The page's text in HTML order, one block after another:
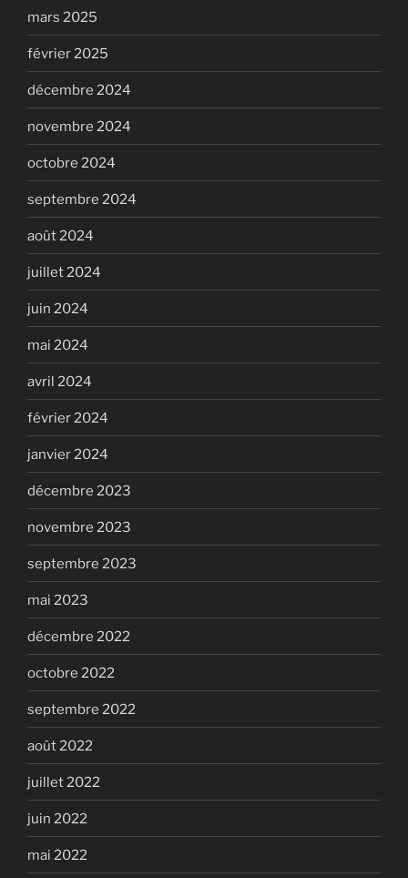
mars 2025
février 2025
décembre 2024
novembre 2024
octobre 2024
septembre 2024
août 2024
juillet 2024
juin 2024
mai 2024
avril 2024
février 2024
janvier 2024
décembre 2023
novembre 2023
septembre 2023
mai 2023
décembre 2022
octobre 2022
septembre 2022
août 2022
juillet 2022
juin 2022
mai 2022